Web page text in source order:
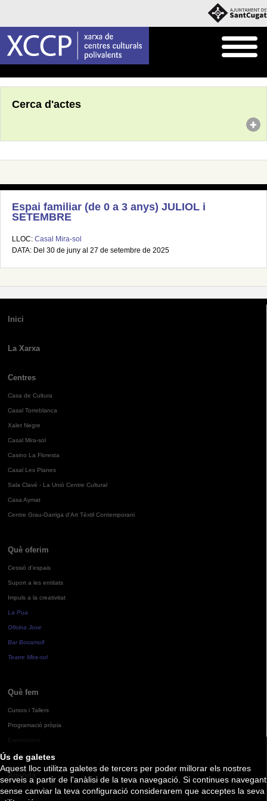
Ús de galetes
Aquest lloc utilitza galetes de tercers per poder millorar els nostres
serveis a partir de l'anàlisi de la teva navegació. Si continues navegant
sense canviar la teva configuració considerarem que acceptes la seva
Cerca d'actes
Espai familiar (de 0 a 3 anys) JULIOL i
SETEMBRE
LLOC: Casal Mira-sol
DATA: Del 30 de juny al 27 de setembre de 2025
Inici
La Xarxa
Centres
Casa de Cultura
Casal Torreblanca
Xalet Negre
Casal Mira-sol
Casino La Floresta
Casal Les Planes
Sala Clavé - La Unió Centre Cultural
Casa Aymat
Centre Grau-Garriga d'Art Tèxtil Contemporani
Què oferim
Cessió d'espais
Suport a les entitats
Impuls a la creativitat
La Pua
Oficina Jove
Bar Bocamoll
Teatre Mira-sol
Què fem
Cursos i Tallers
Programació pròpia
Agenda